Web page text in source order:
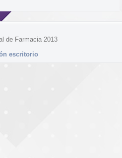
de Farmacia 2013
escritorio